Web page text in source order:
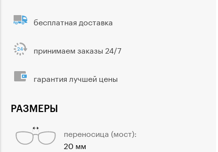
РАЗМЕРЫ
переносица (мост):
20 мм
бесплатная доставка
принимаем заказы 24/7
гарантия лучшей цены